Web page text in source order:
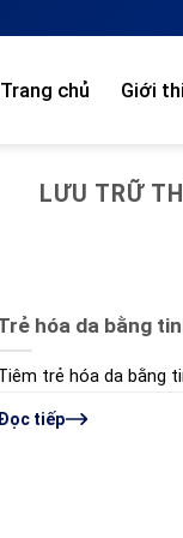
Trang chủ Giới
LƯU TRỮ
hóa da bằng
trẻ hóa da bằng
tiếp